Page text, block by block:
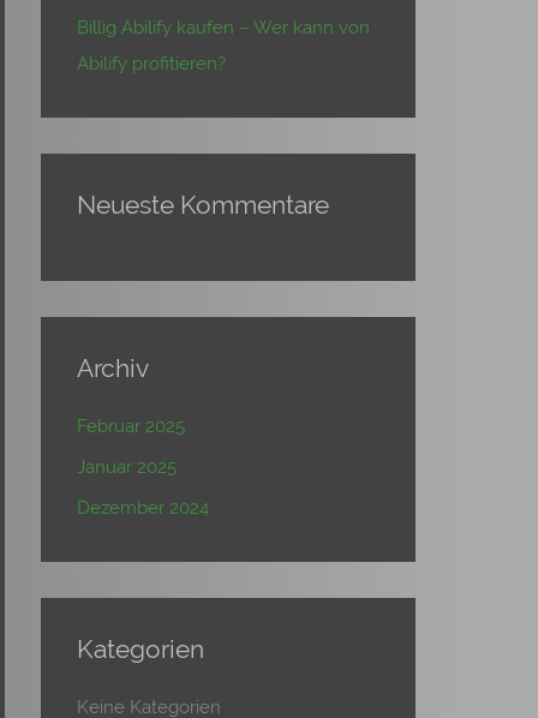
Billig Abilify kaufen – Wer kann von
Abilify profitieren?
Neueste Kommentare
Archiv
Februar 2025
Januar 2025
Dezember 2024
Kategorien
Keine Kategorien